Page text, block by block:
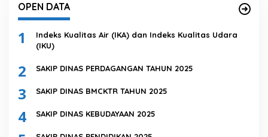
OPEN DATA
1
Indeks Kualitas Air (IKA) dan Indeks Kualitas Udara
(IKU)
2 SAKIP DINAS PERDAGANGAN TAHUN 2025
3 SAKIP DINAS BMCKTR TAHUN 2025
4 SAKIP DINAS KEBUDAYAAN 2025